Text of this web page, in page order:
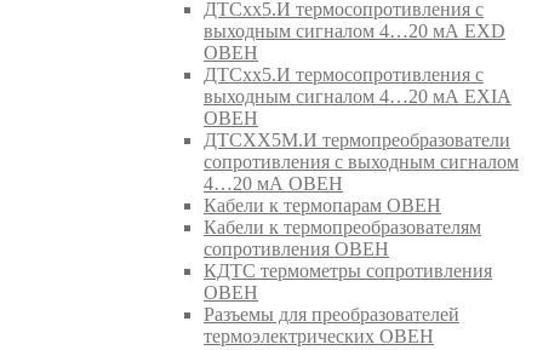
ДТСхх5.И термосопротивления с
выходным сигналом 4…20 мА EXD
ОВЕН
ДТСхх5.И термосопротивления с
выходным сигналом 4…20 мА EXIA
ОВЕН
ДТСХХ5М.И термопреобразователи
сопротивления с выходным сигналом
4…20 мА ОВЕН
Кабели к термопарам ОВЕН
Кабели к термопреобразователям
сопротивления ОВЕН
КДТС термометры сопротивления
ОВЕН
Разъемы для преобразователей
термоэлектрических ОВЕН